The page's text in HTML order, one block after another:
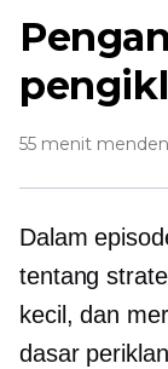
55 menit
Dalam
tentang
kecil, dan
dasar